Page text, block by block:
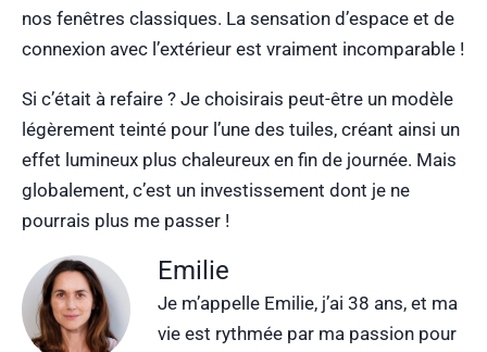
nos fenêtres classiques. La sensation d’espace et de
connexion avec l’extérieur est vraiment incomparable !
Si c’était à refaire ? Je choisirais peut-être un modèle
légèrement teinté pour l’une des tuiles, créant ainsi un
effet lumineux plus chaleureux en fin de journée. Mais
globalement, c’est un investissement dont je ne
pourrais plus me passer !
Emilie
Je m’appelle Emilie, j’ai 38 ans, et ma
vie est rythmée par ma passion pour